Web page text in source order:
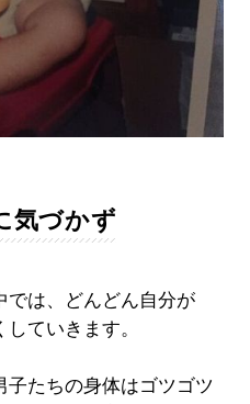
気づかず
は、どんどん自分が
ていきます。
たちの身体はゴツゴツ